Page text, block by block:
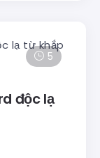
5
độc lạ